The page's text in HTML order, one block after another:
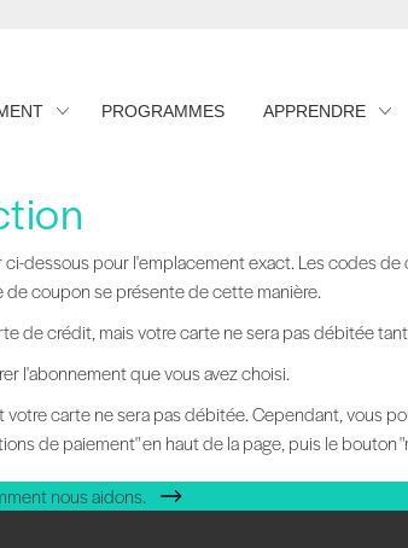
PROGRAMMES APPRENDRE
dessous pour l'emplacement exact. Les codes
coupon se présente de cette manière.
de crédit, mais votre carte ne sera pas débitée
l'abonnement que vous avez choisi.
carte ne sera pas débitée. Cependant, vous
de paiement" en haut de la page, puis le bouton
nous aidons.